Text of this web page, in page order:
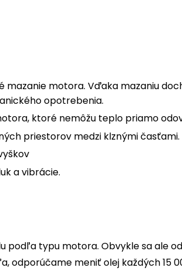
mazanie motora. Vďaka mazaniu
opotrebenia.
ktoré nemôžu teplo priamo
priestorov medzi klznými časťami.
a vibrácie.
podľa typu motora. Obvykle sa ale
odporúčame meniť olej každých 15